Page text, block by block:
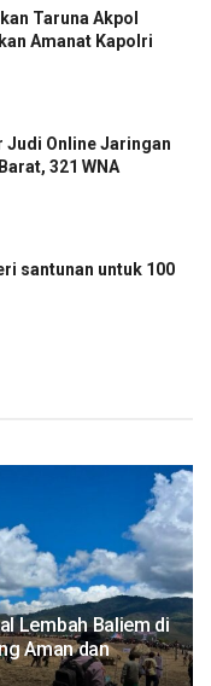
Taruna Akpol
Amanat Kapolri
Online Jaringan
321 WNA
santunan untuk 100
Lembah Baliem di
Aman dan